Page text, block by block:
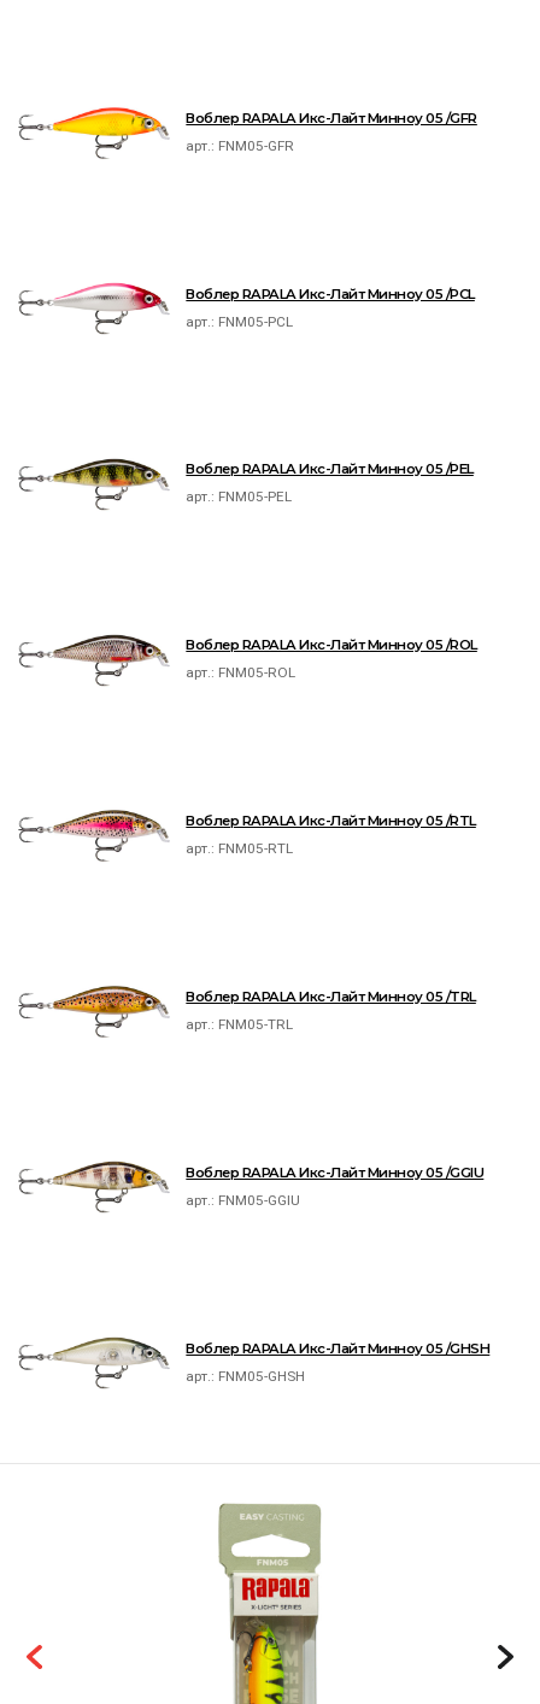
Воблер RAPALA Икс-Лайт Минноу 05 /GFR
арт.: FNM05-GFR
Воблер RAPALA Икс-Лайт Минноу 05 /PCL
арт.: FNM05-PCL
Воблер RAPALA Икс-Лайт Минноу 05 /PEL
арт.: FNM05-PEL
Воблер RAPALA Икс-Лайт Минноу 05 /ROL
арт.: FNM05-ROL
Воблер RAPALA Икс-Лайт Минноу 05 /RTL
арт.: FNM05-RTL
Воблер RAPALA Икс-Лайт Минноу 05 /TRL
арт.: FNM05-TRL
Воблер RAPALA Икс-Лайт Минноу 05 /GGIU
арт.: FNM05-GGIU
Воблер RAPALA Икс-Лайт Минноу 05 /GHSH
арт.: FNM05-GHSH